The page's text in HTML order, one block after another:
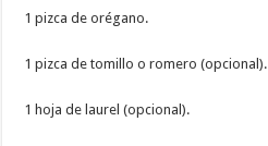
1 pizca de orégano.
1 pizca de tomillo o romero (opcional).
1 hoja de laurel (opcional).